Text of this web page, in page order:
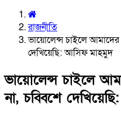
রাজনীতি
ভায়োলেন্স চাইলে আমাদের
দেখিয়েছি: আসিফ মাহমুদ
ভায়োলেন্স চাইলে
না, চব্বিশে